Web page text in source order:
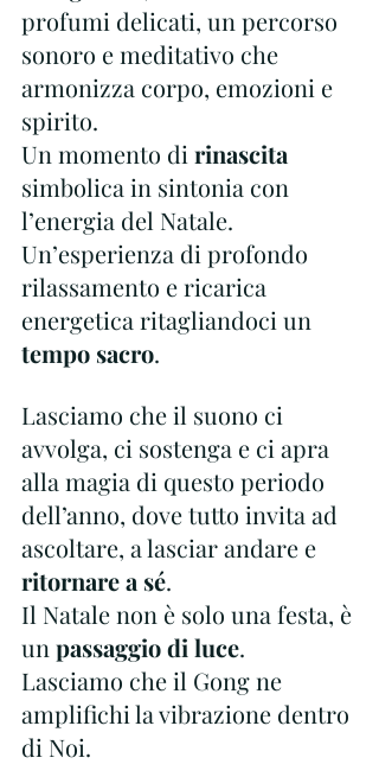
profumi delicati, un percorso
sonoro e meditativo che
armonizza corpo, emozioni e
spirito.
Un momento di rinascita
simbolica in sintonia con
l’energia del Natale.
Un’esperienza di profondo
rilassamento e ricarica
energetica ritagliandoci un
tempo sacro.
Lasciamo che il suono ci
avvolga, ci sostenga e ci apra
alla magia di questo periodo
dell’anno, dove tutto invita ad
ascoltare, a lasciar andare e
ritornare a sé.
Il Natale non è solo una festa, è
un passaggio di luce.
Lasciamo che il Gong ne
amplifichi la vibrazione dentro
di Noi.